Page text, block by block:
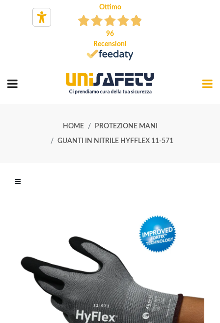
Ottimo
96
Recensioni
HOME PROTEZIONE MANI
GUANTI IN NITRILE HYFFLEX 11-571
Guanti
In
Hyflex
11-
561
€11.74